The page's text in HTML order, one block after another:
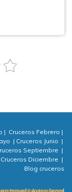
| Cruceros Febrero |
| Cruceros Junio |
Septiembre |
Cruceros Diciembre |
Blog cruceros